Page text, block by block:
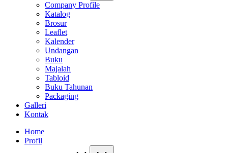
Percetakan
Company Profile
Katalog
Brosur
Leaflet
Kalender
Undangan
Buku
Majalah
Tabloid
Buku Tahunan
Packaging
Galleri
Kontak
Home
Profil